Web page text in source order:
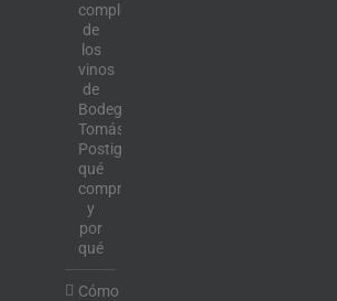
completa
de
los
vinos
de
Bodega
Tomás
Postigo:
qué
comprar
y
por
qué
Cómo